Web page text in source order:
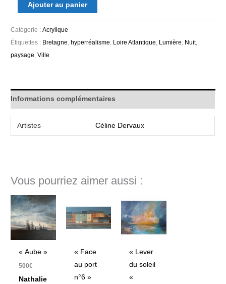
Ajouter au panier
Catégorie :Acrylique
Étiquettes : Bretagne ,hyperréalisme Loire Atlantique Lumière Nuit,
paysage ,Ville
Informations complémentaires
Artistes Céline Dervaux
Vous pourriez aimer aussi :
« Aube »
500€
Nathalie
« Face
au port
n°6 »
« Lever
du soleil
«